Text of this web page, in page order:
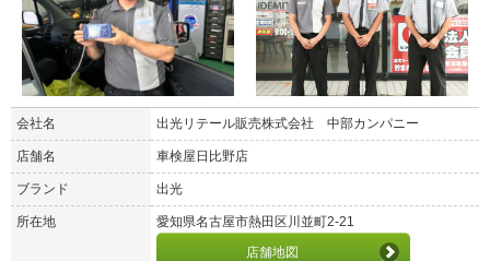
会社名 出光リテール販売株式会社 中部カンパニー
店舗名 車検屋日比野店
ブランド 出光
所在地
愛知県名古屋市熱田区川並町2-21
店舗地図